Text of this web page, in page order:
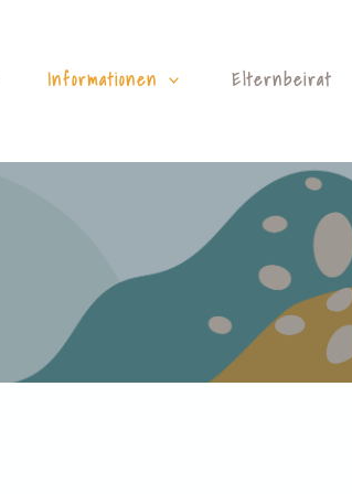
Informationen Elternbeirat